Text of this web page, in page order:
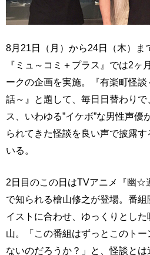
8月21日（月）から24日（木）ま
『ミュ～コミ＋プラス』では2ヶ
ークの企画を実施。『有楽町怪
話～』と題して、毎日日替わり
ス、いわゆる”イケボ”な男性声
られてきた怪談を良い声で披露
いる。
2日目のこの日はTVアニメ『幽
で知られる檜山修之が登場。番
イストに合わせ、ゆっくりとし
山。「この番組はずっとこのト
ないのだろうか？」と、怪談と